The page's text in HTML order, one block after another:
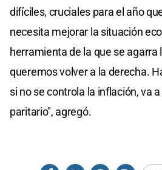
difíciles, cruciales para el año
necesita mejorar la situación
herramienta de la que se agarra
queremos volver a la derecha.
si no se controla la inflación, va
paritario", agregó.